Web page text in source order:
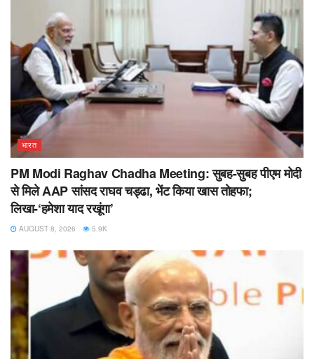
भारत
PM Modi Raghav Chadha Meeting: सुबह-सुबह पीएम मोदी
से मिले AAP सांसद राघव चड्ढा, भेंट किया खास तोहफा;
लिखा-‘हमेशा याद रखूंगा’
AUGUST 8, 2026 5.9K